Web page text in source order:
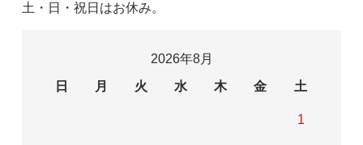
土・日・祝日はお休み。
2026年8月
日
月 火 水 木 金 土
1